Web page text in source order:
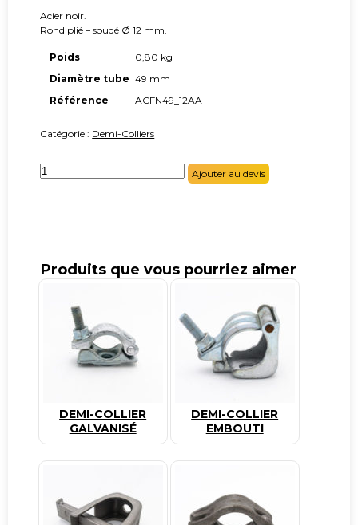
Acier noir.
Rond plié – soudé Ø 12 mm.
Poids
0,80 kg
Diamètre tube 49 mm
Référence
ACFN49_12AA
Catégorie : Demi-Colliers
quantité
de
Ajouter au devis
Produits que vous pourriez aimer
DEMI-COLLIER
GALVANISÉ
DEMI-COLLIER
EMBOUTI